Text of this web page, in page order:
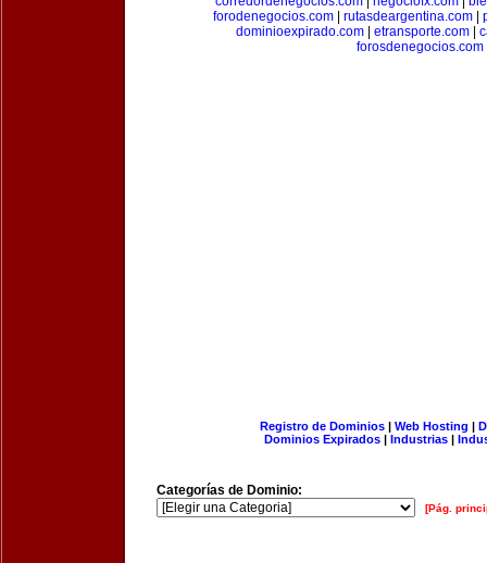
forodenegocios.com| rutasdeargentina.com|
dominioexpirado.com| etransporte.com|
forosdenegocios.com
Registro de Dominios| Web Hosting |
Dominios Expirados | Industrias |
Categorías de Dominio:
[Pág.